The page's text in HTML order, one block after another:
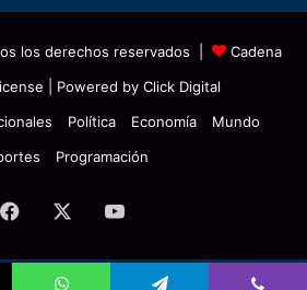
los derechos reservados |
Cadena
| Powered by Click Digital
Política Economía
Mundo
Programación
Facebook YouTube